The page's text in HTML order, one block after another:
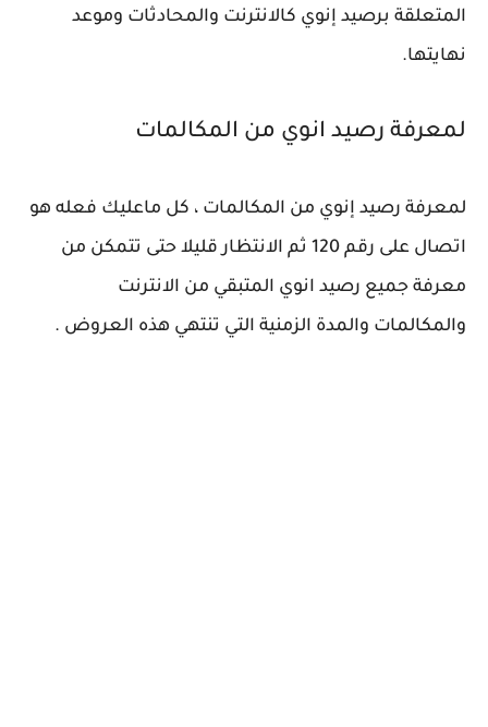
المتعلقة برصيد إنوي كالانترنت والمحادثات وموعد
نهايتها.
لمعرفة رصيد انوي من المكالمات
لمعرفة رصيد إنوي من المكالمات ، كل ماعليك فعله هو
اتصال على رقم 120 ثم الانتظار قليلا حتى تتمكن من
معرفة جميع رصيد انوي المتبقي من الانترنت
والمكالمات والمدة الزمنية التي تنتهي هذه العروض .